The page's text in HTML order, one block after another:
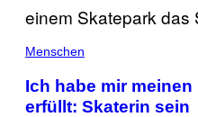
Menschen
Ich habe mir
erfüllt: Skaterin sein